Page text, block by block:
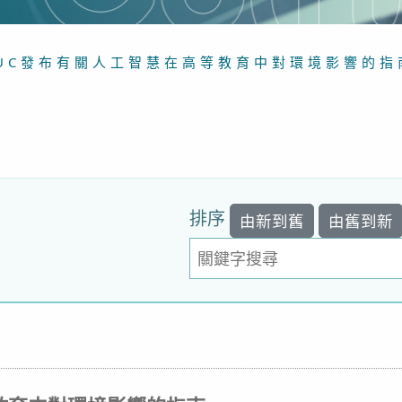
發布有關人工智慧在高等教育中對環境影響的
排序 由新到舊 由舊到新